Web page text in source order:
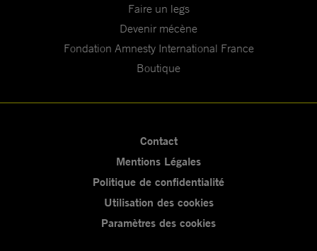
Faire un legs
Devenir mécène
Fondation Amnesty International France
Boutique
Contact
Mentions Légales
Politique de confidentialité
Utilisation des cookies
Paramètres des cookies